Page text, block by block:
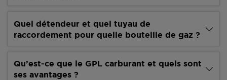
Quel détendeur et quel tuyau de
raccordement pour quelle bouteille de gaz ?
Qu’est-ce que le GPL carburant et quels sont
ses avantages ?